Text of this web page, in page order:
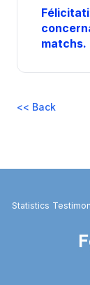
matchs.
<< Back
Statistics